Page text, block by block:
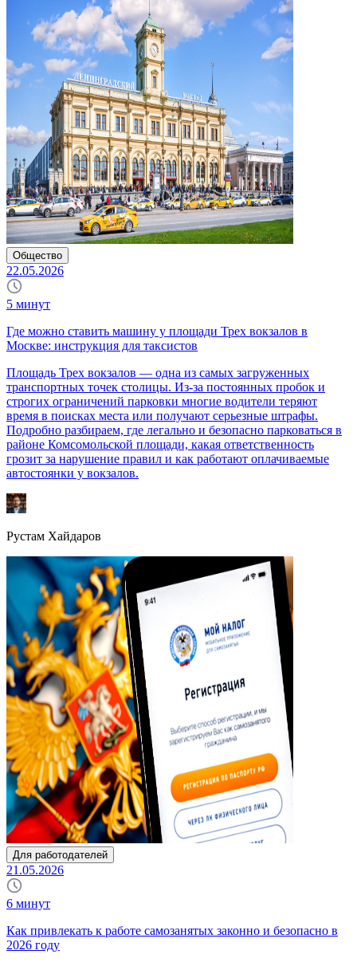
Общество
22.05.2026
5 минут
Где можно ставить машину у площади Трех вокзалов в
Москве: инструкция для таксистов
Площадь Трех вокзалов — одна из самых загруженных
транспортных точек столицы. Из-за постоянных пробок и
строгих ограничений парковки многие водители теряют
время в поисках места или получают серьезные штрафы.
Подробно разбираем, где легально и безопасно парковаться в
районе Комсомольской площади, какая ответственность
грозит за нарушение правил и как работают оплачиваемые
автостоянки у вокзалов.
Рустам Хайдаров
Для работодателей
21.05.2026
6 минут
Как привлекать к работе самозанятых законно и безопасно в
2026 году